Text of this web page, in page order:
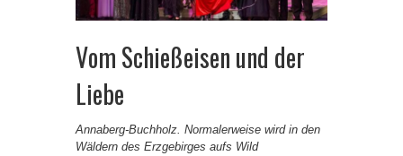
Vom Schießeisen und der
Liebe
Annaberg-Buchholz. Normalerweise wird in den
Wäldern des Erzgebirges aufs Wild